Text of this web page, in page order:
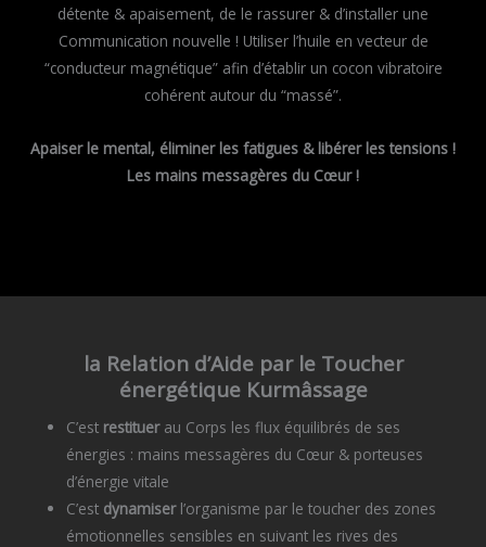
détente & apaisement, de le rassurer & d’installer une
Communication nouvelle ! Utiliser l’huile en vecteur de
“conducteur magnétique” afin d’établir un cocon vibratoire
cohérent autour du “massé”.
Apaiser le mental, éliminer les fatigues & libérer les tensions !
Les mains messagères du Cœur !
la Relation d’Aide par le Toucher
énergétique Kurmâssage
C’est restituerau Corps les flux équilibrés de ses
énergies : mains messagères du Cœur & porteuses
d’énergie vitale
C’est dynamiserl’organisme par le toucher des zones
émotionnelles sensibles en suivant les rives des